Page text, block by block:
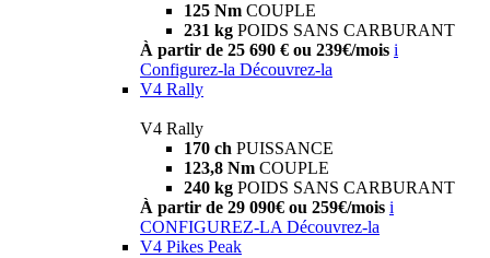
125 Nm COUPLE
231 kg POIDS SANS CARBURANT
À partir de 25 690 € ou 239€/mois i
Configurez-la Découvrez-la
V4 Rally
V4 Rally
170 ch PUISSANCE
123,8 Nm COUPLE
240 kg POIDS SANS CARBURANT
À partir de 29 090€ ou 259€/mois i
CONFIGUREZ-LA Découvrez-la
V4 Pikes Peak